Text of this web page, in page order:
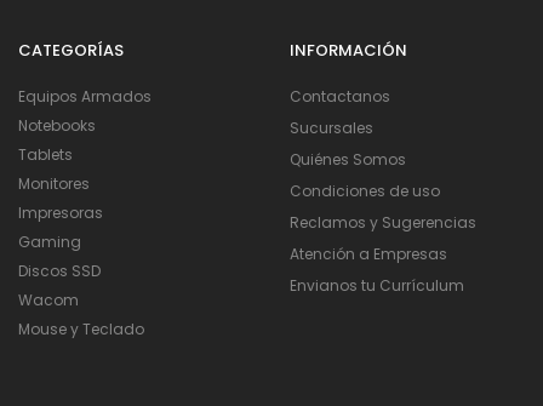
CATEGORÍAS
Equipos Armados
Notebooks
Tablets
Monitores
Impresoras
Gaming
Discos SSD
Wacom
Mouse y Teclado
INFORMACIÓN
Contactanos
Sucursales
Quiénes Somos
Condiciones de uso
Reclamos y Sugerencias
Atención a Empresas
Envianos tu Currículum